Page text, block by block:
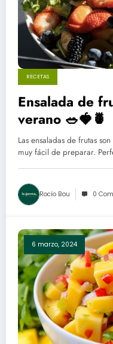
RECETAS
Ensalada de
verano 🥗🍓🍍
Las ensaladas de frutas
muy fácil de preparar.
Rocío Bou 0
6 marzo, 2024